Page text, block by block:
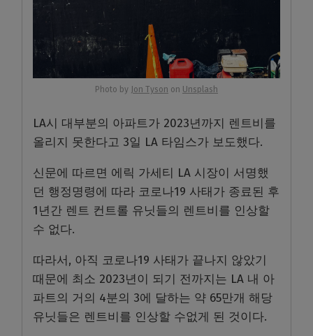
Photo by Jon Tyson on Unsplash
LA시 대부분의 아파트가 2023년까지 렌트비를
올리지 못한다고 3일 LA 타임스가 보도했다.
신문에 따르면 에릭 가세티 LA 시장이 서명했
던 행정명령에 따라 코로나19 사태가 종료된 후
1년간 렌트 컨트롤 유닛들의 렌트비를 인상할
수 없다.
따라서, 아직 코로나19 사태가 끝나지 않았기
때문에 최소 2023년이 되기 전까지는 LA 내 아
파트의 거의 4분의 3에 달하는 약 65만개 해당
유닛들은 렌트비를 인상할 수없게 된 것이다.